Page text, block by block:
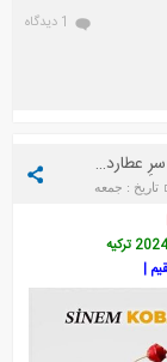
1 دیدگاه
دانلود فیلم Her Seyin Basi Merkur (همه چیز زیر سرِ عطارده)
تاریخ : جمعه